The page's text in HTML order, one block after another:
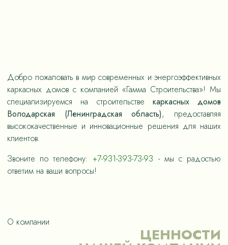
Добро пожаловать в мир современных и энергоэффективных
каркасных домов с компанией «Гамма Строительства»! Мы
специализируемся на строительстве каркасных домов
Володарская (Ленинградская область), предоставляя
высококачественные и инновационные решения для наших
клиентов.
Звоните по телефону:+7-931-393-73-93 - мы с радостью
ответим на ваши вопросы!
О компании
ЦЕННОСТИ